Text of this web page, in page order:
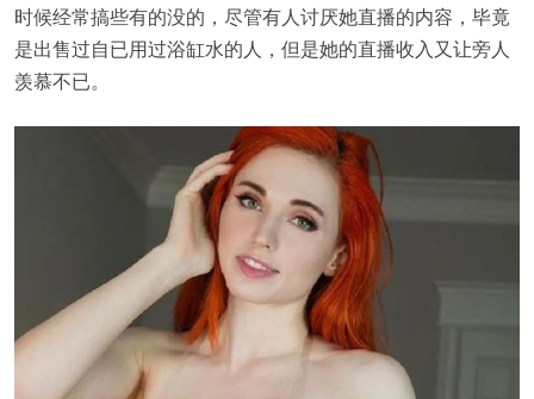
时候经常搞些有的没的，尽管有人讨厌她直播的内容，毕竟
是出售过自已用过浴缸水的人，但是她的直播收入又让旁人
羡慕不已。